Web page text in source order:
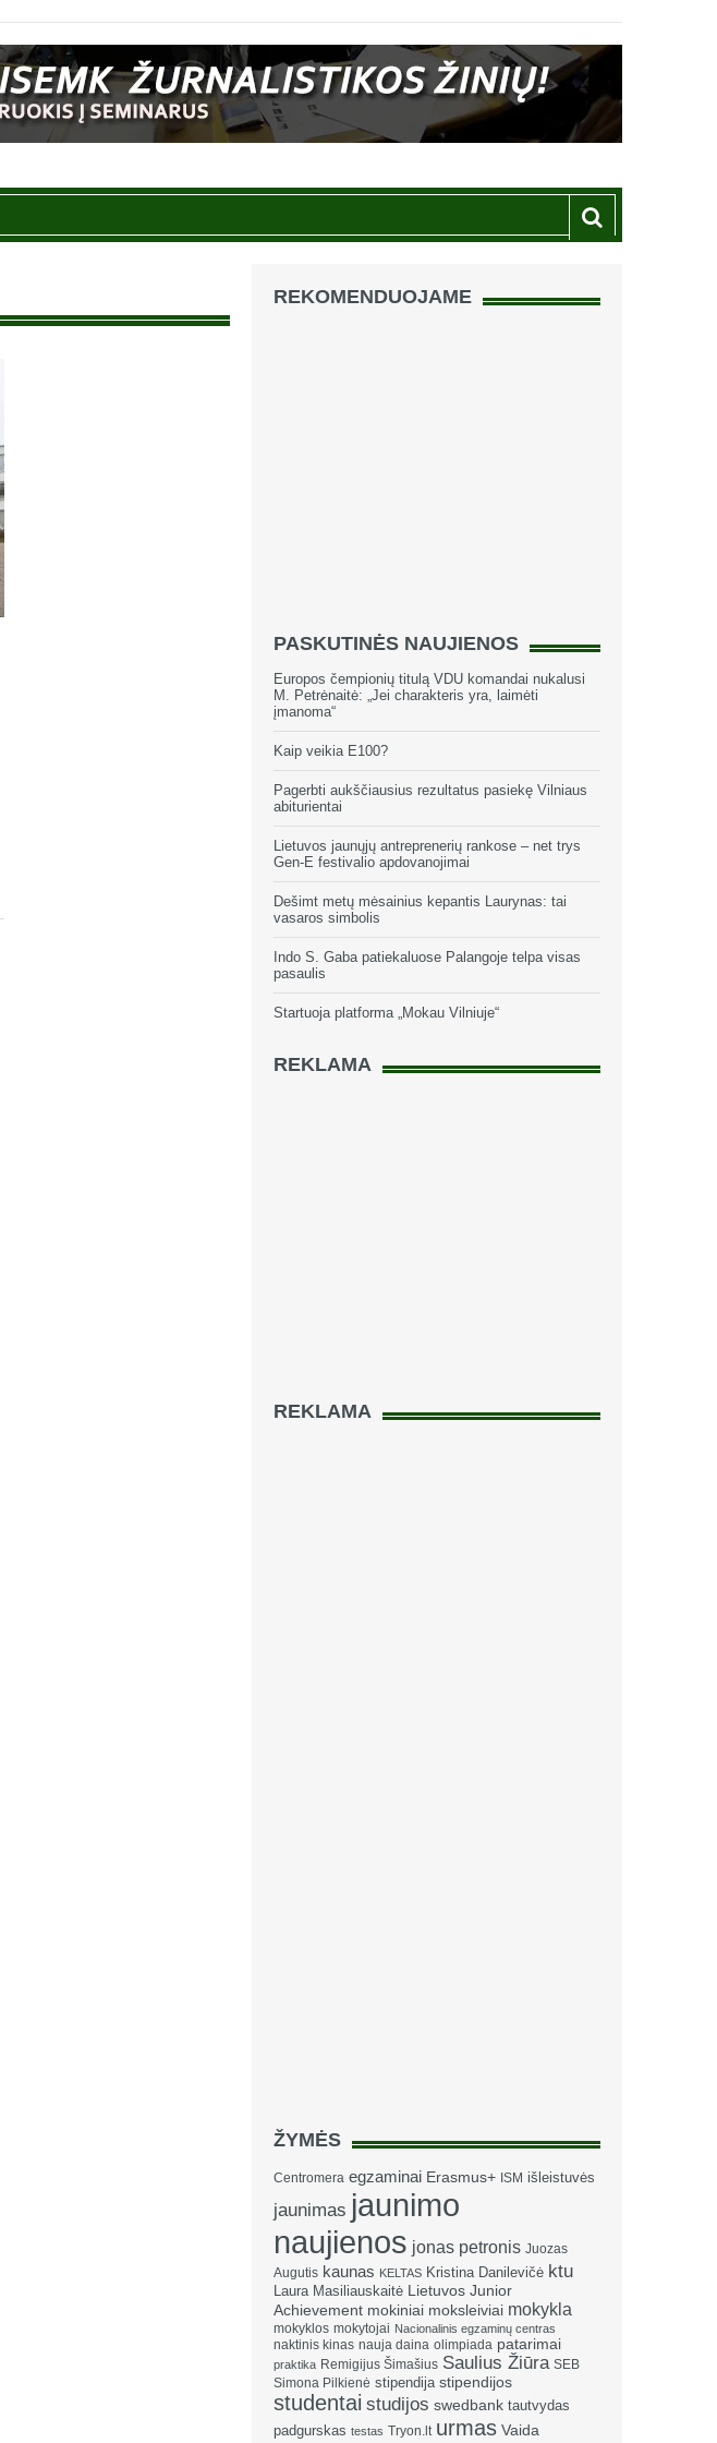
REKOMENDUOJAME
PASKUTINĖS NAUJIENOS
Europos čempionių titulą VDU komandai nukalusi
M. Petrėnaitė: „Jei charakteris yra, laimėti
įmanoma“
Kaip veikia E100?
Pagerbti aukščiausius rezultatus pasiekę Vilniaus
abiturientai
Lietuvos jaunųjų antreprenerių rankose – net trys
Gen-E festivalio apdovanojimai
Dešimt metų mėsainius kepantis Laurynas: tai
vasaros simbolis
Indo S. Gaba patiekaluose Palangoje telpa visas
pasaulis
Startuoja platforma „Mokau Vilniuje“
REKLAMA
REKLAMA
ŽYMĖS
Centromera egzaminai Erasmus+ ISM išleistuvės
jaunimas jaunimo
naujienos jonas petronis Juozas
Augutis kaunas KELTAS Kristina Danilevičė ktu
Laura Masiliauskaitė Lietuvos Junior
Achievement mokiniai moksleiviai mokykla
mokyklos mokytojai Nacionalinis egzaminų centras
naktinis kinas nauja daina olimpiada patarimai
praktika Remigijus Šimašius Saulius Žiūra SEB
Simona Pilkienė stipendija stipendijos
studentai studijos swedbank tautvydas
padgurskas testas Tryon.lt urmas Vaida